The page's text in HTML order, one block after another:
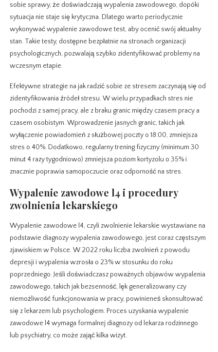
sobie sprawy, że doświadczają wypalenia zawodowego, dopóki
sytuacja nie staje się krytyczna. Dlatego warto periodycznie
wykonywać wypalenie zawodowe test, aby ocenić swój aktualny
stan. Takie testy, dostępne bezpłatnie na stronach organizacji
psychologicznych, pozwalają szybko zidentyfikować problemy na
wczesnym etapie.
Efektywne strategie na jak radzić sobie ze stresem zaczynają się od
zidentyfikowania źródeł stresu. W wielu przypadkach stres nie
pochodzi z samej pracy, ale z braku granic między czasem pracy a
czasem osobistym. Wprowadzenie jasnych granic, takich jak
wyłączenie powiadomień z służbowej poczty o 18:00, zmniejsza
stres o 40%. Dodatkowo, regularny trening fizyczny (minimum 30
minut 4 razy tygodniowo) zmniejsza poziom kortyzolu o 35% i
znacznie poprawia samopoczucie oraz odporność na stres.
Wypalenie zawodowe l4 i procedury
zwolnienia lekarskiego
Wypalenie zawodowe l4, czyli zwolnienie lekarskie wystawiane na
podstawie diagnozy wypalenia zawodowego, jest coraz częstszym
zjawiskiem w Polsce. W 2022 roku liczba zwolnień z powodu
depresji i wypalenia wzrosła o 23% w stosunku do roku
poprzedniego. Jeśli doświadczasz poważnych objawów wypalenia
zawodowego, takich jak bezsenność, lęk generalizowany czy
niemożliwość funkcjonowania w pracy, powinieneś skonsultować
się z lekarzem lub psychologiem. Proces uzyskania wypalenie
zawodowe l4 wymaga formalnej diagnozy od lekarza rodzinnego
lub psychiatry, co może zająć kilka wizyt.